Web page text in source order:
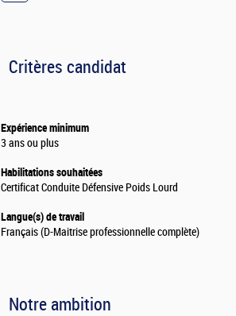
Critères candidat
Expérience minimum
3 ans ou plus
Habilitations souhaitées
Certificat Conduite Défensive Poids Lourd
Langue(s) de travail
Français (D-Maitrise professionnelle complète)
Notre ambition